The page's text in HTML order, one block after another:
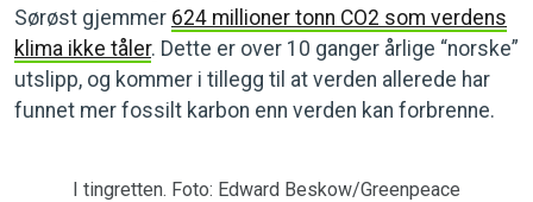
Sørøst gjemmer 624 millioner tonn CO2 som verdens
klima ikke tåler. Dette er over 10 ganger årlige “norske”
utslipp, og kommer i tillegg til at verden allerede har
funnet mer fossilt karbon enn verden kan forbrenne.
I tingretten. Foto: Edward Beskow/Greenpeace